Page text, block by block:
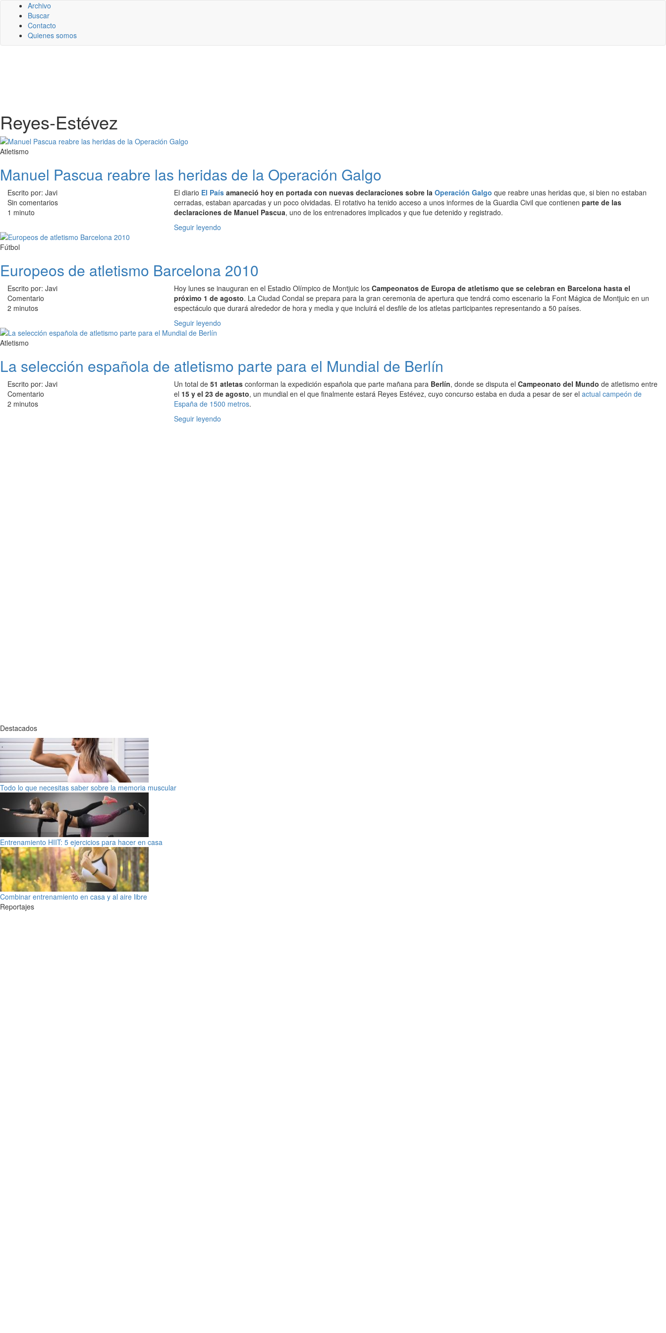
Archivo
Buscar
Contacto
Quienes somos
Reyes-Estévez
Atletismo
Manuel Pascua reabre las heridas de la Operación Galgo
Escrito por: Javi
Sin comentarios
1 minuto
El diario El País amaneció hoy en portada con nuevas declaraciones sobre la Operación Galgo que reabre unas heridas que, si bien no estaban
cerradas, estaban aparcadas y un poco olvidadas. El rotativo ha tenido acceso a unos informes de la Guardia Civil que contienen parte de las
declaraciones de Manuel Pascua, uno de los entrenadores implicados y que fue detenido y registrado.
Seguir leyendo
Fútbol
Europeos de atletismo Barcelona 2010
Escrito por: Javi
Comentario
2 minutos
Hoy lunes se inauguran en el Estadio Olímpico de Montjuic los Campeonatos de Europa de atletismo que se celebran en Barcelona hasta el
próximo 1 de agosto. La Ciudad Condal se prepara para la gran ceremonia de apertura que tendrá como escenario la Font Mágica de Montjuic en un
espectáculo que durará alrededor de hora y media y que incluirá el desfile de los atletas participantes representando a 50 países.
Seguir leyendo
Atletismo
La selección española de atletismo parte para el Mundial de Berlín
Escrito por: Javi
Comentario
2 minutos
Un total de 51 atletas conforman la expedición española que parte mañana para Berlín, donde se disputa el Campeonato del Mundo de atletismo entre
el 15 y el 23 de agosto, un mundial en el que finalmente estará Reyes Estévez, cuyo concurso estaba en duda a pesar de ser el actual campeón de
España de 1500 metros.
Seguir leyendo
Destacados
Todo lo que necesitas saber sobre la memoria muscular
Entrenamiento HIIT: 5 ejercicios para hacer en casa
Combinar entrenamiento en casa y al aire libre
Reportajes